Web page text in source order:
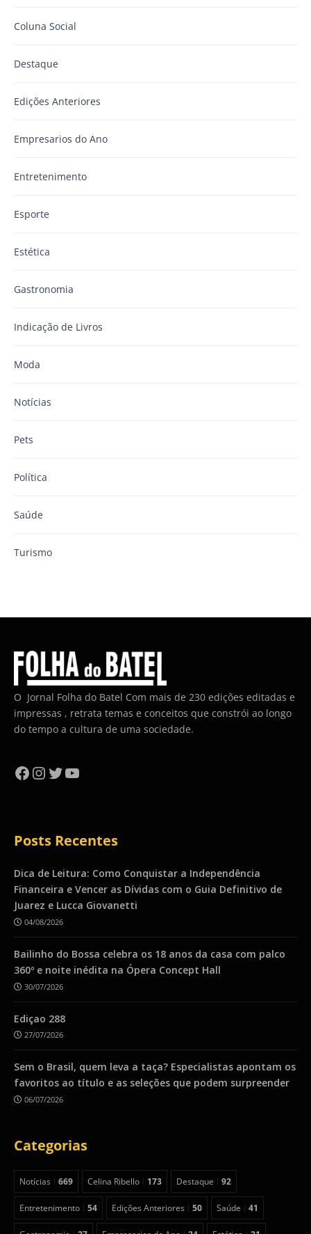
Coluna Social
Destaque
Edições Anteriores
Empresarios do Ano
Entretenimento
Esporte
Estética
Gastronomia
Indicação de Livros
Moda
Notícias
Pets
Política
Saúde
Turismo
O Jornal Folha do Batel Com mais de 230 edições editadas e
impressas , retrata temas e conceitos que constrói ao longo
do tempo a cultura de uma sociedade.
Facebook
Instagram
Twitter
YouTube
Posts Recentes
Dica de Leitura: Como Conquistar a Independência
Financeira e Vencer as Dívidas com o Guia Definitivo de
Juarez e Lucca Giovanetti
04/08/2026
Bailinho do Bossa celebra os 18 anos da casa com palco
360º e noite inédita na Ópera Concept Hall
30/07/2026
Ediçao 288
27/07/2026
Sem o Brasil, quem leva a taça? Especialistas apontam os
favoritos ao título e as seleções que podem surpreender
06/07/2026
Categorias
Notícias 669 Celina Ribello 173 Destaque 92
Entretenimento 54 Edições Anteriores 50 Saúde 41